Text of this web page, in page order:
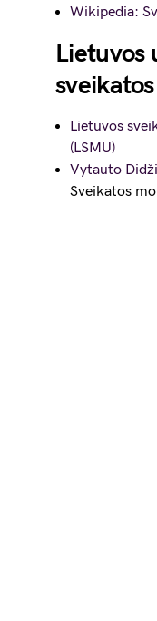
Wikipedia:
Lietuvos
Lietuvos
(LSMU)
Vytauto
Sveikatos